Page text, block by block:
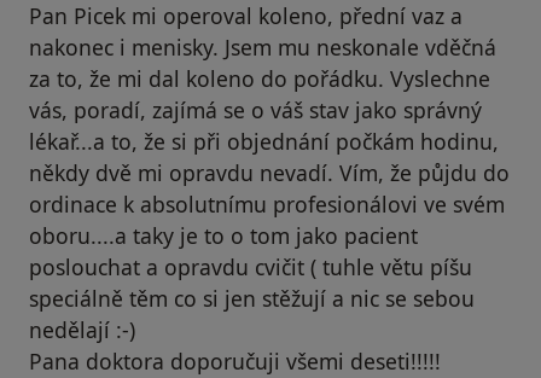
Pan Picek mi operoval koleno, přední vaz a
nakonec i menisky. Jsem mu neskonale vděčná
za to, že mi dal koleno do pořádku. Vyslechne
vás, poradí, zajímá se o váš stav jako správný
lékař...a to, že si při objednání počkám hodinu,
někdy dvě mi opravdu nevadí. Vím, že půjdu do
ordinace k absolutnímu profesionálovi ve svém
oboru....a taky je to o tom jako pacient
poslouchat a opravdu cvičit ( tuhle větu píšu
speciálně těm co si jen stěžují a nic se sebou
nedělají :-)
Pana doktora doporučuji všemi deseti!!!!!